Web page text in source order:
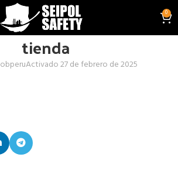
0
tienda
Activado 27 de febrero de 2025